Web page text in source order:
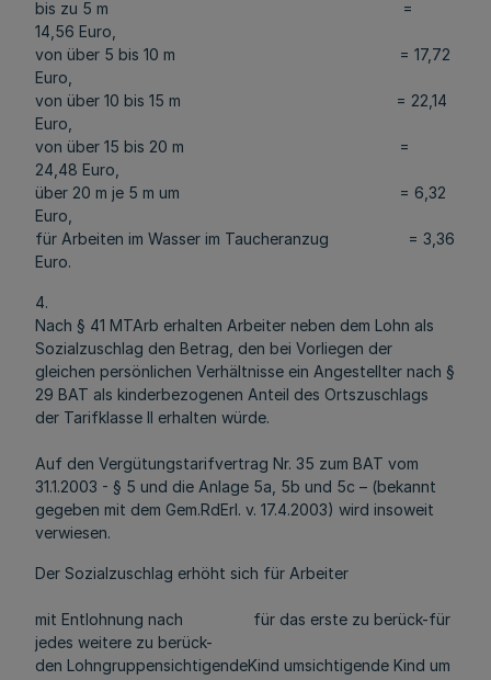
bis zu 5 m =
14,56 Euro,
von über 5 bis 10 m = 17,72
Euro,
von über 10 bis 15 m = 22,14
Euro,
von über 15 bis 20 m =
24,48 Euro,
über 20 m je 5 m um = 6,32
Euro,
für Arbeiten im Wasser im Taucheranzug = 3,36
Euro.
4.
Nach § 41 MTArb erhalten Arbeiter neben dem Lohn als
Sozialzuschlag den Betrag, den bei Vorliegen der
gleichen persönlichen Verhältnisse ein Angestellter nach §
29 BAT als kinderbezogenen Anteil des Ortszuschlags
der Tarifklasse II erhalten würde.
Auf den Vergütungstarifvertrag Nr. 35 zum BAT vom
31.1.2003 - § 5 und die Anlage 5a, 5b und 5c – (bekannt
gegeben mit dem Gem.RdErl. v. 17.4.2003) wird insoweit
verwiesen.
Der Sozialzuschlag erhöht sich für Arbeiter
mit Entlohnung nach für das erste zu berück-für
jedes weitere zu berück-
den LohngruppensichtigendeKind umsichtigende Kind um